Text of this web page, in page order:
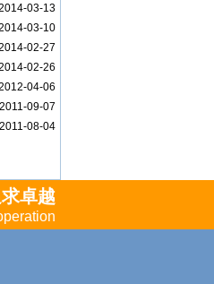
03-13
03-10
02-27
02-26
04-06
2011-09-07
2011-08-04
卓越